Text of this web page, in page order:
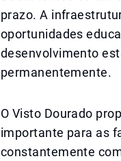
prazo. A
oportunidades
desenvolvimento
permanentemente.
O Visto Dourado
importante para as
constantemente